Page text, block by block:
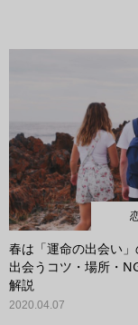
春は「運命の出会い」
出会うコツ・場所・
解説
2020.04.07